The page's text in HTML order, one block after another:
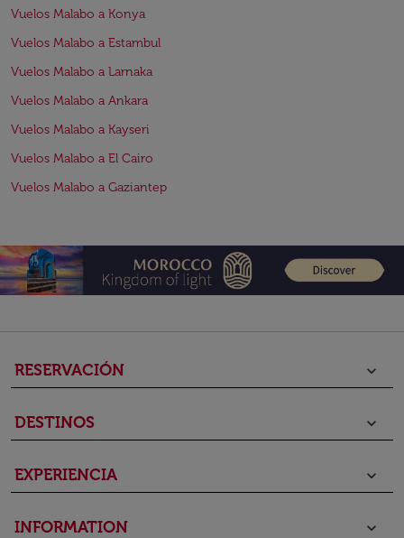
Vuelos Malabo a Konya
Vuelos Malabo a Estambul
Vuelos Malabo a Larnaka
Vuelos Malabo a Ankara
Vuelos Malabo a Kayseri
Vuelos Malabo a El Cairo
Vuelos Malabo a Gaziantep
RESERVACIÓN keyboard_arrow_down
DESTINOS keyboard_arrow_down
EXPERIENCIA keyboard_arrow_down
INFORMATION keyboard_arrow_down